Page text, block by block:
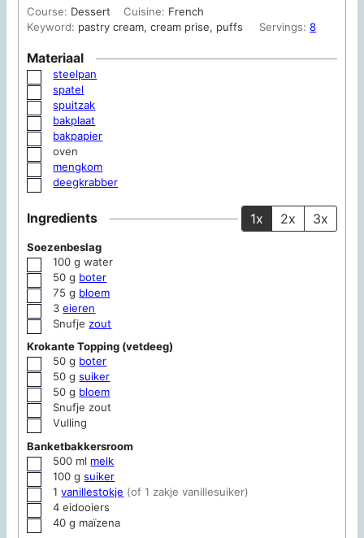
Course: Dessert Cuisine: French
Keyword: pastry cream, cream prise, puffs Servings:8
Materiaal
▢
steelpan
▢
spatel
▢
spuitzak
▢
bakplaat
▢
bakpapier
▢
oven
▢
mengkom
▢
deegkrabber
Ingredients 1x 2x 3x
Soezenbeslag
▢
100 g water
▢
50 g boter
▢
75 g bloem
▢
3 eieren
▢
Snufje zout
Krokante Topping (vetdeeg)
▢
50 g boter
▢
50 g suiker
▢
50 g bloem
▢
Snufje zout
▢
Vulling
Banketbakkersroom
▢
500 ml melk
▢
100 g suiker
▢
1 vanillestokje (of 1 zakje vanillesuiker)
▢
4 eidooiers
▢
40 g maïzena